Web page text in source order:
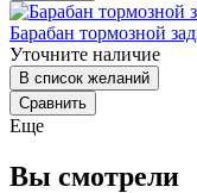
Барабан тормозной
Уточните наличие
В список желаний
Сравнить
Еще
Вы смотрели